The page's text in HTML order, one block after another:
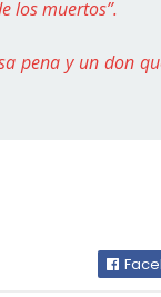
los muertos”.
pena y un don